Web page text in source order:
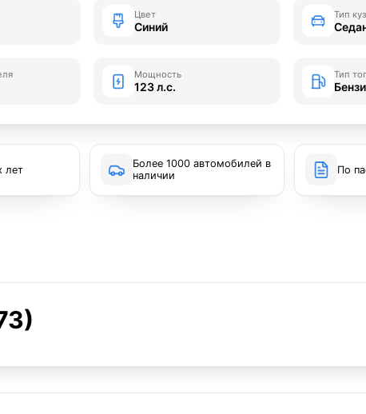
Цвет
Синий
Тип
Мощность
123 л.с.
Тип
лет
Более 1000 автомобилей в
наличии
По